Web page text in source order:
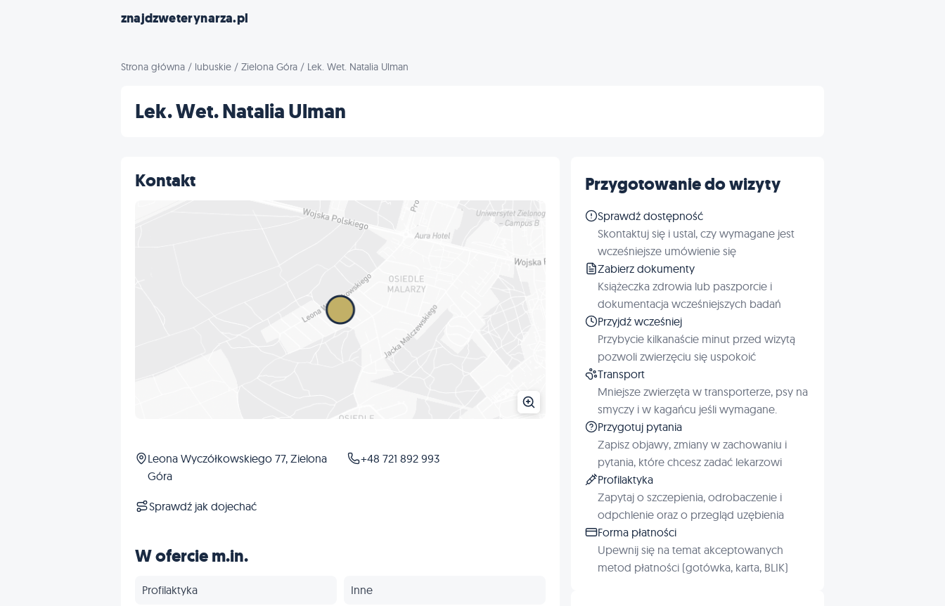
znajdzweterynarza.pl
Strona główna / lubuskie / Zielona Góra / Lek. Wet. Natalia Ulman
Lek. Wet. Natalia Ulman
Kontakt
Leona Wyczółkowskiego 77, Zielona
Góra
+48 721 892 993
Sprawdź jak dojechać
W ofercie m.in.
Profilaktyka Inne
Przygotowanie do wizyty
Sprawdź dostępność
Skontaktuj się i ustal, czy wymagane jest
wcześniejsze umówienie się
Zabierz dokumenty
Książeczka zdrowia lub paszporcie i
dokumentacja wcześniejszych badań
Przyjdź wcześniej
Przybycie kilkanaście minut przed wizytą
pozwoli zwierzęciu się uspokoić
Transport
Mniejsze zwierzęta w transporterze, psy na
smyczy i w kagańcu jeśli wymagane.
Przygotuj pytania
Zapisz objawy, zmiany w zachowaniu i
pytania, które chcesz zadać lekarzowi
Profilaktyka
Zapytaj o szczepienia, odrobaczenie i
odpchlenie oraz o przegląd uzębienia
Forma płatności
Upewnij się na temat akceptowanych
metod płatności (gotówka, karta, BLIK)